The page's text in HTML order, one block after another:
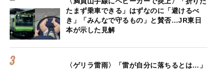
たまず乗車できる」はずなのに「避けるべ
き」「みんなで守るもの」と賛否…JR東日
本が示した見解
〈ゲリラ雷雨〉「雷が自分に落ちるとは…」